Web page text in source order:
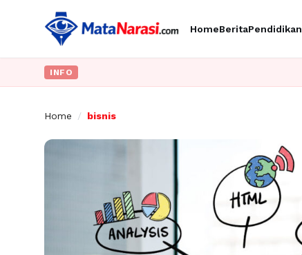
HomeBeritaPendidikan
INFO
Home / bisnis